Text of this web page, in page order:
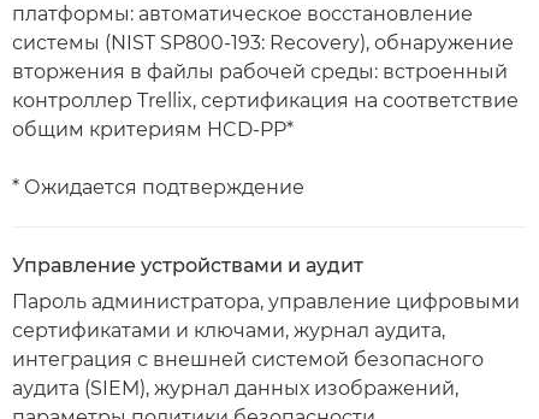
платформы: автоматическое восстановление
системы (NIST SP800-193: Recovery), обнаружение
вторжения в файлы рабочей среды: встроенный
контроллер Trellix, сертификация на соответствие
общим критериям HCD-PP*
* Ожидается подтверждение
Управление устройствами и аудит
Пароль администратора, управление цифровыми
сертификатами и ключами, журнал аудита,
интеграция с внешней системой безопасного
аудита (SIEM), журнал данных изображений,